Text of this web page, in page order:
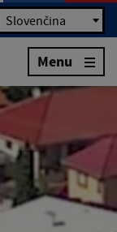
Slovenčina
Menu